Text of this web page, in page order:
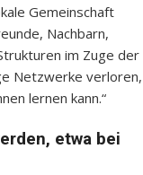
Gemeinschaft
Nachbarn,
im Zuge der
Netzwerke verloren,
lernen kann.“
etwa bei